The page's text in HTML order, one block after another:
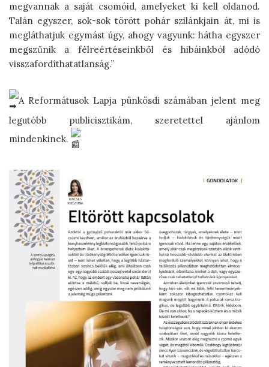
megvannak a saját csomóid, amelyeket ki kell oldanod.
Talán egyszer, sok-sok törött pohár szilánkjain át, mi is
megláthatjuk egymást úgy, ahogy vagyunk: hátha egyszer
megszűnik a félreértéseinkből és hibáinkból adódó
visszafordíthatatlanság.”
A Reformátusok Lapja pünkösdi számában jelent meg
legutóbb publicisztikám, szeretettel ajánlom
mindenkinek.